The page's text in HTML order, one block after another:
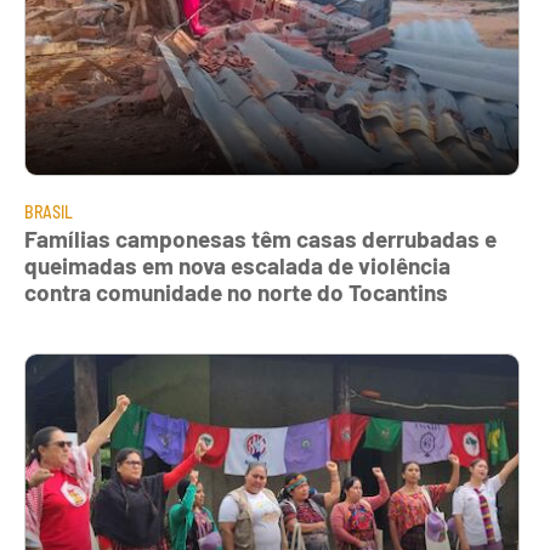
BRASIL
Famílias camponesas têm casas derrubadas e
queimadas em nova escalada de violência
contra comunidade no norte do Tocantins